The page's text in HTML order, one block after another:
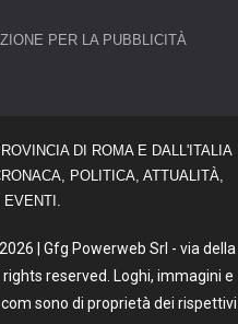
PER LA PUBBLICITÀ
DI ROMA E DALL'ITALIA
POLITICA, ATTUALITÀ,
EVENTI.
| Gfg Powerweb Srl - via della
reserved. Loghi, immagini e
sono di proprietà dei rispettivi